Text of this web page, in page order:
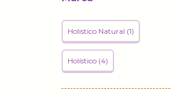
Holistico Natural (1)
Holístico (4)